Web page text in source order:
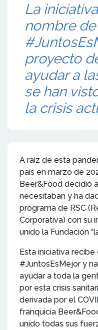
La
nombre de
proyecto
ayudar a
se han
la crisis
A raíz de esta
país en marzo de
Beer&Food decidió
necesitaban y ha
programa de RSC
Corporativa) con su
unido la Fundación
Esta iniciativa
#JuntosEsMejor y
ayudar a toda la
por esta crisis
derivada por el
franquicia
unido todas sus